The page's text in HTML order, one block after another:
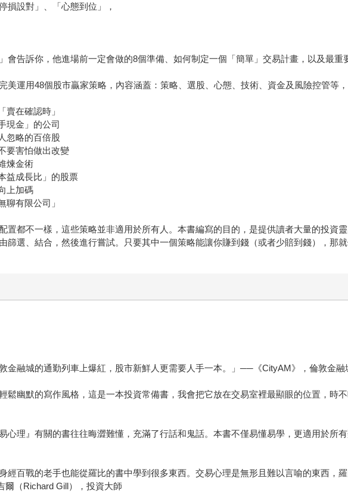
損設對」、「心態到位」，
告訴你，他進場前一定會做的8個準備、如何制定一個「簡單」交易計畫，以及最重
運用48個股市贏家策略，內容涵蓋：策略、選股、心態、技術、資金及風險控管等，
在確認時」
金」的公司
略的百倍股
害怕做出改變
煉金術
成長比」的股票
上加碼
有限公司」
都不一樣，這些策略並非適用於所有人。本書編寫的目的，是提供讀者大量的投資靈
選、結合，然後進行嘗試。只要其中一個策略能讓你賺到錢（或者少賠到錢），那就
融城的通勤列車上爆紅，股市新鮮人更需要人手一本。」──《CityAM》，倫敦金融
幽默的寫作風格，這是一本投資常備書，我會把它放在交易室裡最顯眼的位置，時
理』有關的書往往晦澀難懂，充滿了行話和鬼話。本書不僅易懂易學，更適用於所
百戰的老手也能從羅比的書中學到很多東西。交易心理是無形且難以言喻的東西，
（Richard Gill），投資大師